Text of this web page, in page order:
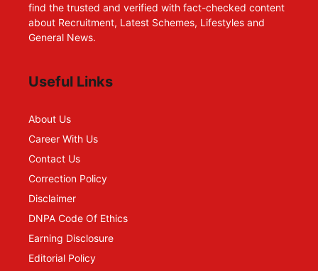
find the trusted and verified with fact-checked content
about Recruitment, Latest Schemes, Lifestyles and
General News.
Useful Links
About Us
Career With Us
Contact Us
Correction Policy
Disclaimer
DNPA Code Of Ethics
Earning Disclosure
Editorial Policy